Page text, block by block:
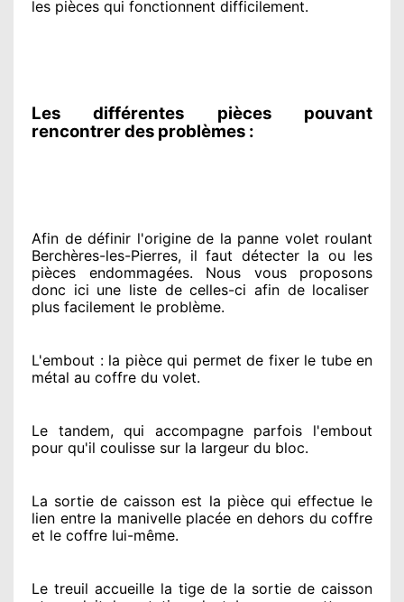
les pièces qui fonctionnent difficilement.
Les différentes pièces pouvant
rencontrer des problèmes :
Afin de définir l'originede la panne volet roulant
Berchères-les-Pierres, il faut détecterla ou les
pièces endommagées. Nous vous proposons
donc ici une liste de celles-ci afin de localiser
plus facilement le problème.
L'embout : la pièce qui permet de fixer le tube en
métal au coffre du volet.
Le tandem, qui accompagne parfois l'embout
pour qu'il coulisse sur la largeur du bloc.
La sortie de caisson est la pièce qui effectuele
lien entre la manivelle placée en dehors du coffre
et le coffre lui-même.
Le treuil accueille la tige de la sortie de caisson